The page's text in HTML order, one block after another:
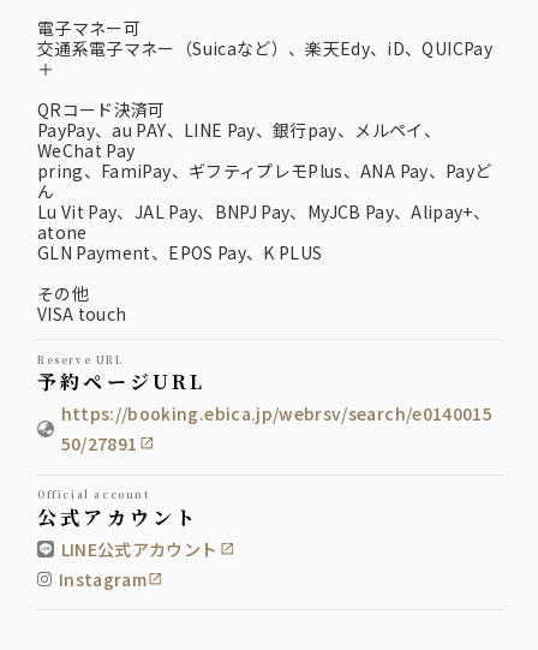
電子マネー可
交通系電子マネー（Suicaなど）、楽天Edy、iD、QUICPay
＋
QRコード決済可
PayPay、au PAY、LINE Pay、銀行pay、メルペイ、
WeChat Pay
pring、FamiPay、ギフティプレモPlus、ANA Pay、Payど
ん
Lu Vit Pay、JAL Pay、BNPJ Pay、MyJCB Pay、Alipay+、
atone
GLN Payment、EPOS Pay、K PLUS
その他
VISA touch
reserve URL
予約ページURL
https://booking.ebica.jp/webrsv/search/e0140015
50/27891
official account
公式アカウント
LINE公式アカウント
Instagram